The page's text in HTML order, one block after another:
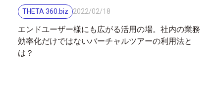
THETA 360.biz 2022/02/18
エンドユーザー様にも広がる活用の場。社内の業務
効率化だけではないバーチャルツアーの利用法と
は？